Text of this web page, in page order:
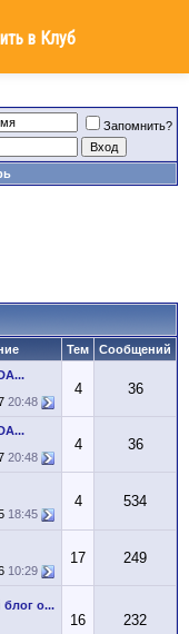
в Клуб
Запомнить?
Тем Сообщений
20:48
4 36
20:48
4 36
18:45
4 534
10:29
17 249
о...
16 232